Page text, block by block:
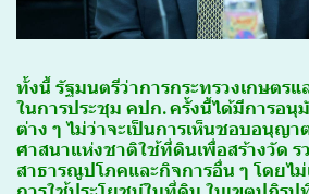
ทั้งนี้ รัฐมนตรีว่าการกระทรวงเกษตร
ในการประชุม คปก. ครั้งนี้ได้มีการอนุ
ต่าง ๆ ไม่ว่าจะเป็นการเห็นชอบอนุญ
ศาสนาแห่งชาติใช้ที่ดินเพื่อสร้างวัด ร
สาธารณูปโภคและกิจการอื่น ๆ โดยไ